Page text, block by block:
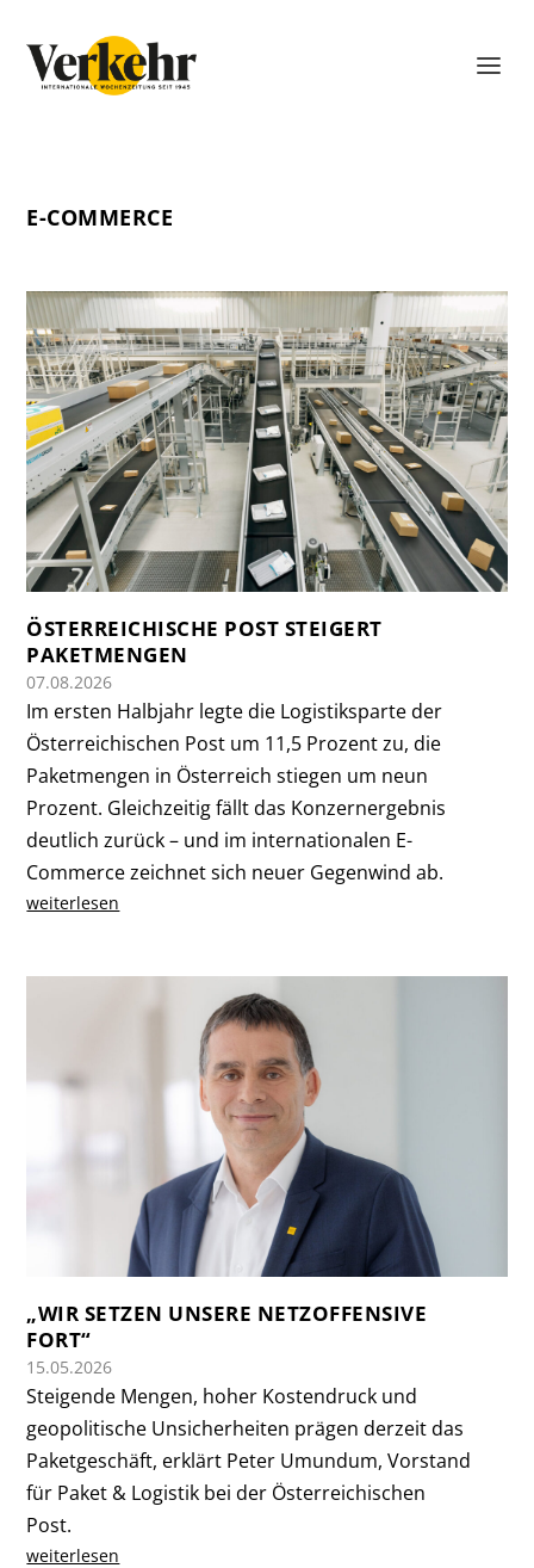
E-COMMERCE
ÖSTERREICHISCHE POST STEIGERT
PAKETMENGEN
07.08.2026
Im ersten Halbjahr legte die Logistiksparte der
Österreichischen Post um 11,5 Prozent zu, die
Paketmengen in Österreich stiegen um neun
Prozent. Gleichzeitig fällt das Konzernergebnis
deutlich zurück – und im internationalen E-
Commerce zeichnet sich neuer Gegenwind ab.
weiterlesen
„WIR SETZEN UNSERE NETZOFFENSIVE
FORT“
15.05.2026
Steigende Mengen, hoher Kostendruck und
geopolitische Unsicherheiten prägen derzeit das
Paketgeschäft, erklärt Peter Umundum, Vorstand
für Paket & Logistik bei der Österreichischen
Post.
weiterlesen